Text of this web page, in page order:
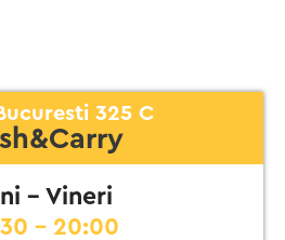
325 C
- Vineri
- 20:00